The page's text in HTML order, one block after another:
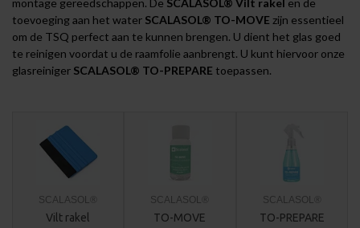
montage gereedschappen. De SCALASOL® Vilt rakel en de
toevoeging aan het water SCALASOL® TO-MOVE zijn essentieel
om de TSQ perfect aan te kunnen brengen. U dient het glas goed
te reinigen voordat u de raamfolie aanbrengt. U kunt hiervoor onze
glasreiniger SCALASOL® TO-PREPARE toepassen.
SCALASOL®
Vilt rakel
SCALASOL®
TO-MOVE
SCALASOL®
TO-PREPARE